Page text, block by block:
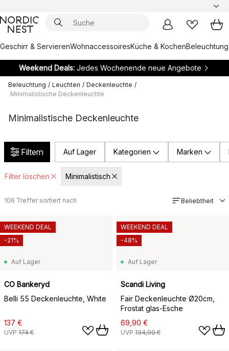
Geschirr & ServierenWohnaccessoiresKüche & KochenBeleuchtung
Weekend Deals:Jedes Wochenende neue Angebote
Beleuchtung / Leuchten / Deckenleuchte /
Minimalistische Deckenleuchte
Minimalistische Deckenleuchte
Filtern Auf Lager Kategorien Marken
Filter löschen Minimalistisch
106 Treffer sortiert nach Beliebtheit
Auf Lager
CO Bankeryd
Belli 55 Deckenleuchte, White
137 €
UVP 174 €
WEEKEND DEAL
-21%
Auf Lager
Scandi Living
Fair Deckenleuchte Ø20cm,
Frostat glas-Esche
69,90 €
UVP 134,90 €
WEEKEND DEAL
-48%